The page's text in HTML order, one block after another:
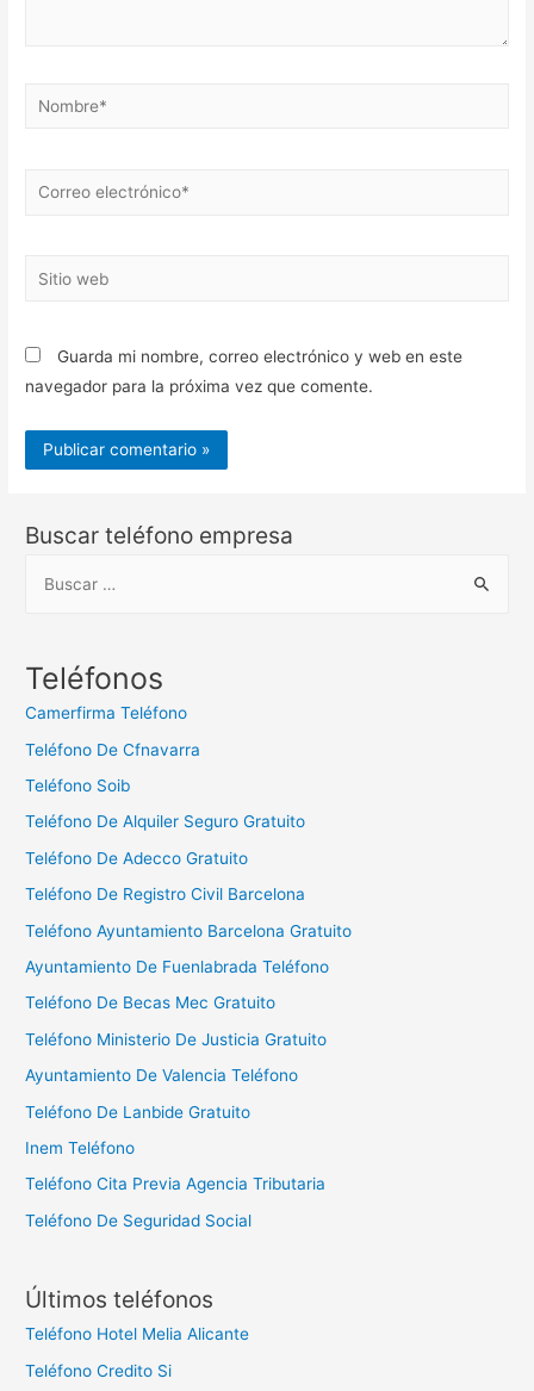
Nombre*
Correo
Sitio
Guarda mi nombre, correo electrónico y web en este
navegador para la próxima vez que comente.
Buscar teléfono empresa
c
:
Teléfonos
Camerfirma Teléfono
Teléfono De Cfnavarra
Teléfono Soib
Teléfono De Alquiler Seguro Gratuito
Teléfono De Adecco Gratuito
Teléfono De Registro Civil Barcelona
Teléfono Ayuntamiento Barcelona Gratuito
Ayuntamiento De Fuenlabrada Teléfono
Teléfono De Becas Mec Gratuito
Teléfono Ministerio De Justicia Gratuito
Ayuntamiento De Valencia Teléfono
Teléfono De Lanbide Gratuito
Inem Teléfono
Teléfono Cita Previa Agencia Tributaria
Teléfono De Seguridad Social
Últimos teléfonos
Teléfono Hotel Melia Alicante
Teléfono Credito Si